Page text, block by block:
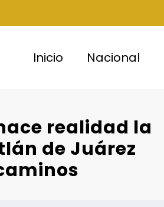
Inicio Nacional
realidad la
de Juárez